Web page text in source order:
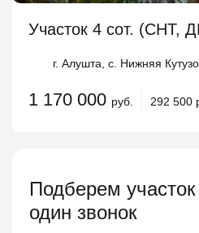
Участок 4 сот. (СНТ,
г. Алушта, с. Нижняя
1 170 000 руб. 292 500
Подберем участок
один звонок